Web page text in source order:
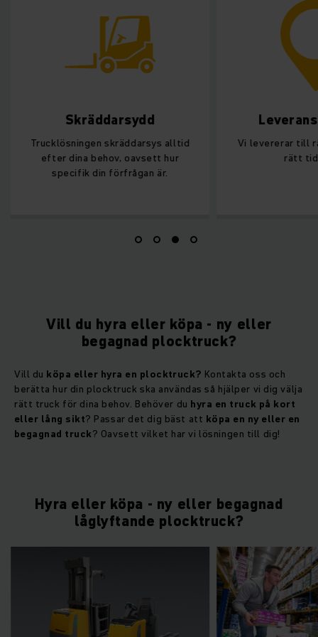
Skräddarsydd
Trucklösningen skräddarsys alltid
efter dina behov, oavsett hur
specifik din förfrågan är.
Vi levererar till
rätt
Vill du hyra eller köpa - ny eller
begagnad plocktruck?
Vill du köpa eller hyra en plocktruck? Kontakta oss och
berätta hur din plocktruck ska användas så hjälper vi dig välja
rätt truck för dina behov. Behöver du hyra en truck på kort
eller lång sikt? Passar det dig bäst att köpa en ny eller en
begagnad truck? Oavsett vilket har vi lösningen till dig!
Hyra eller köpa - ny eller begagnad
låglyftande plocktruck?